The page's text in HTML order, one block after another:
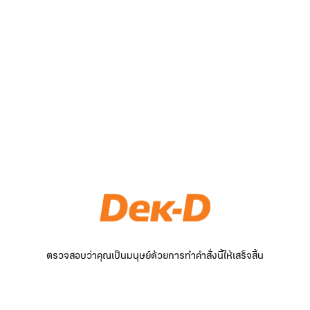
ตรวจสอบว่าคุณเป็นมนุษย์ด้วยการทำคำสั่งนี้ให้เสร็จสิ้น